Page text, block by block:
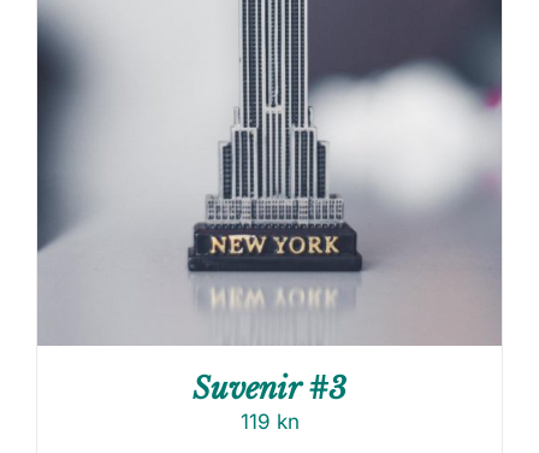
Suvenir #3
119 kn